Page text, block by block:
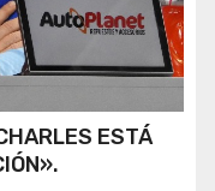
ESTÁ